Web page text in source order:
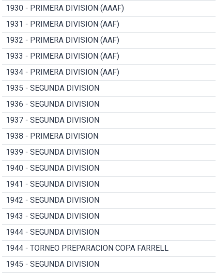
1930 - PRIMERA DIVISION (AAAF)
1931 - PRIMERA DIVISION (AAF)
1932 - PRIMERA DIVISION (AAF)
1933 - PRIMERA DIVISION (AAF)
1934 - PRIMERA DIVISION (AAF)
1935 - SEGUNDA DIVISION
1936 - SEGUNDA DIVISION
1937 - SEGUNDA DIVISION
1938 - PRIMERA DIVISION
1939 - SEGUNDA DIVISION
1940 - SEGUNDA DIVISION
1941 - SEGUNDA DIVISION
1942 - SEGUNDA DIVISION
1943 - SEGUNDA DIVISION
1944 - SEGUNDA DIVISION
1944 - TORNEO PREPARACION COPA FARRELL
1945 - SEGUNDA DIVISION